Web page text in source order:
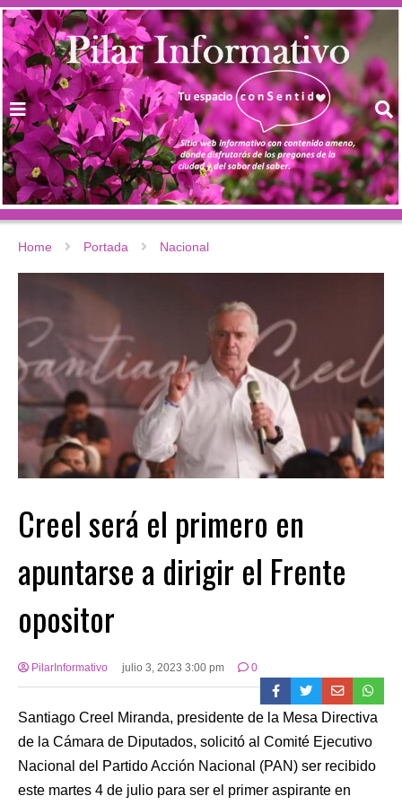
Home Portada Nacional
Creel será el primero en
apuntarse a dirigir el Frente
opositor
PilarInformativo julio 3, 2023 3:00 pm 0
Santiago Creel Miranda, presidente de la Mesa Directiva
de la Cámara de Diputados, solicitó al Comité Ejecutivo
Nacional del Partido Acción Nacional (PAN) ser recibido
este martes 4 de julio para ser el primer aspirante en